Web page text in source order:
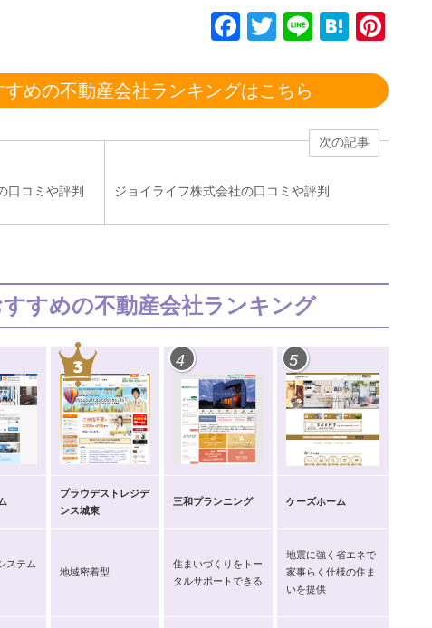
F
c
e
b
o
k
T
tt
er
Li
e
H
e
n
a
er
e
st
すめの不動産会社ランキングはこちら
口コミや評判
次の記事
ジョイライフ株式会社の口コミや評判
すすめの不動産会社ランキング
4 5
プラウデストレジデ
ンス城東
三和プランニング ケーズホーム
ステム
地域密着型
住まいづくりをトー
タルサポートできる
地震に強く省エネで
家事らく仕様の住ま
いを提供